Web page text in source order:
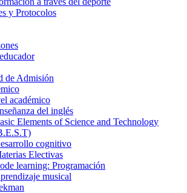
y Protocolos
de Admisión
académico
del inglés
Elements of Science and Technology
cognitivo
Electivas
learning: Programación
musical